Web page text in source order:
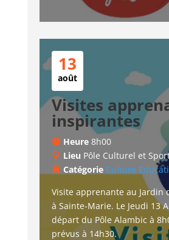
13
août
Visites
inspirantes
Heure 8h00
Lieu Pôle Culturel et
Catégorie Culture
Visite apprenante au Jardin
à Sainte-Marie. Le Jeudi 13
départ du Pôle Alambic à
prévus à 14h30.